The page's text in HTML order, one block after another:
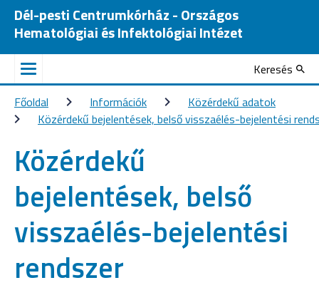
Dél-pesti Centrumkórház - Országos
Hematológiai és Infektológiai Intézet
Keresés
Főoldal
Információk
Közérdekű adatok
Közérdekű bejelentések, belső visszaélés-bejelentési
Közérdekű
bejelentések, belső
visszaélés-bejelentési
rendszer